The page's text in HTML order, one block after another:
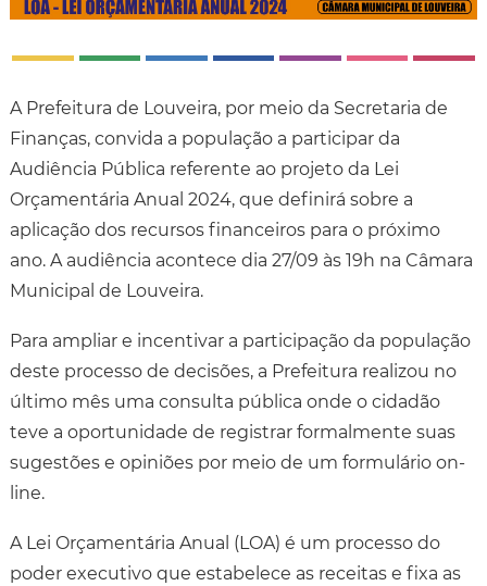
A Prefeitura de Louveira, por meio da Secretaria de
Finanças, convida a população a participar da
Audiência Pública referente ao projeto da Lei
Orçamentária Anual 2024, que definirá sobre a
aplicação dos recursos financeiros para o próximo
ano. A audiência acontece dia 27/09 às 19h na Câmara
Municipal de Louveira.
Para ampliar e incentivar a participação da população
deste processo de decisões, a Prefeitura realizou no
último mês uma consulta pública onde o cidadão
teve a oportunidade de registrar formalmente suas
sugestões e opiniões por meio de um formulário on-
line.
A Lei Orçamentária Anual (LOA) é um processo do
poder executivo que estabelece as receitas e fixa as